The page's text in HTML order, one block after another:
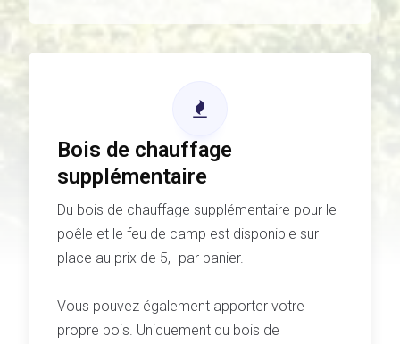
Bois de chauffage
supplémentaire
Du bois de chauffage supplémentaire pour le
poêle et le feu de camp est disponible sur
place au prix de 5,- par panier.
Vous pouvez également apporter votre
propre bois. Uniquement du bois de